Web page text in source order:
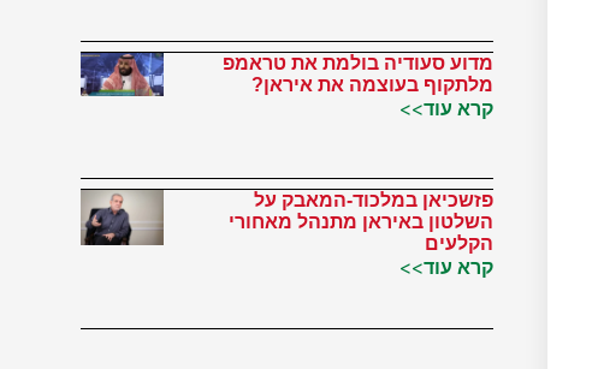
מדוע סעודיה בולמת את טראמפ
מלתקוף בעוצמה את איראן?
קרא עוד>>
פזשכיאן במלכוד-המאבק על
השלטון באיראן מתנהל מאחורי
הקלעים
קרא עוד>>